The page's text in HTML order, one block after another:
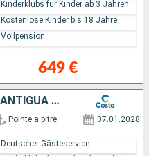
649 €
Kinderklubs für Kinder ab 3 Jahren
Kostenlose Kinder bis 18 Jahre
Vollpension
DOMINIKANISCHE REPUBLIK, ANTIGUA UND BARBUDA
Pointe a pitre 07.01.2028
Deutscher Gästeservice